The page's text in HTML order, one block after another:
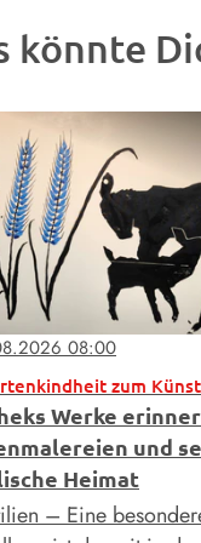
könnte
08:00
zum
Werke
und
Heimat
– Eine